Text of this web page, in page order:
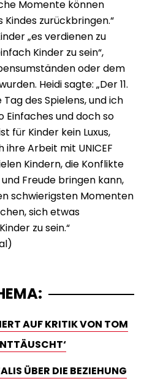
Momente können
zurückbringen.“
„es verdienen zu
Kinder zu sein“,
oder dem
Heidi sagte: „Der 11.
des Spielens, und ich
Einfaches und doch so
für Kinder kein Luxus,
ihre Arbeit mit UNICEF
Kindern, die Konflikte
Freude bringen kann,
schwierigsten Momenten
sich etwas
zu sein.“
AUF KRITIK VON TOM
ÜBER DIE BEZIEHUNG